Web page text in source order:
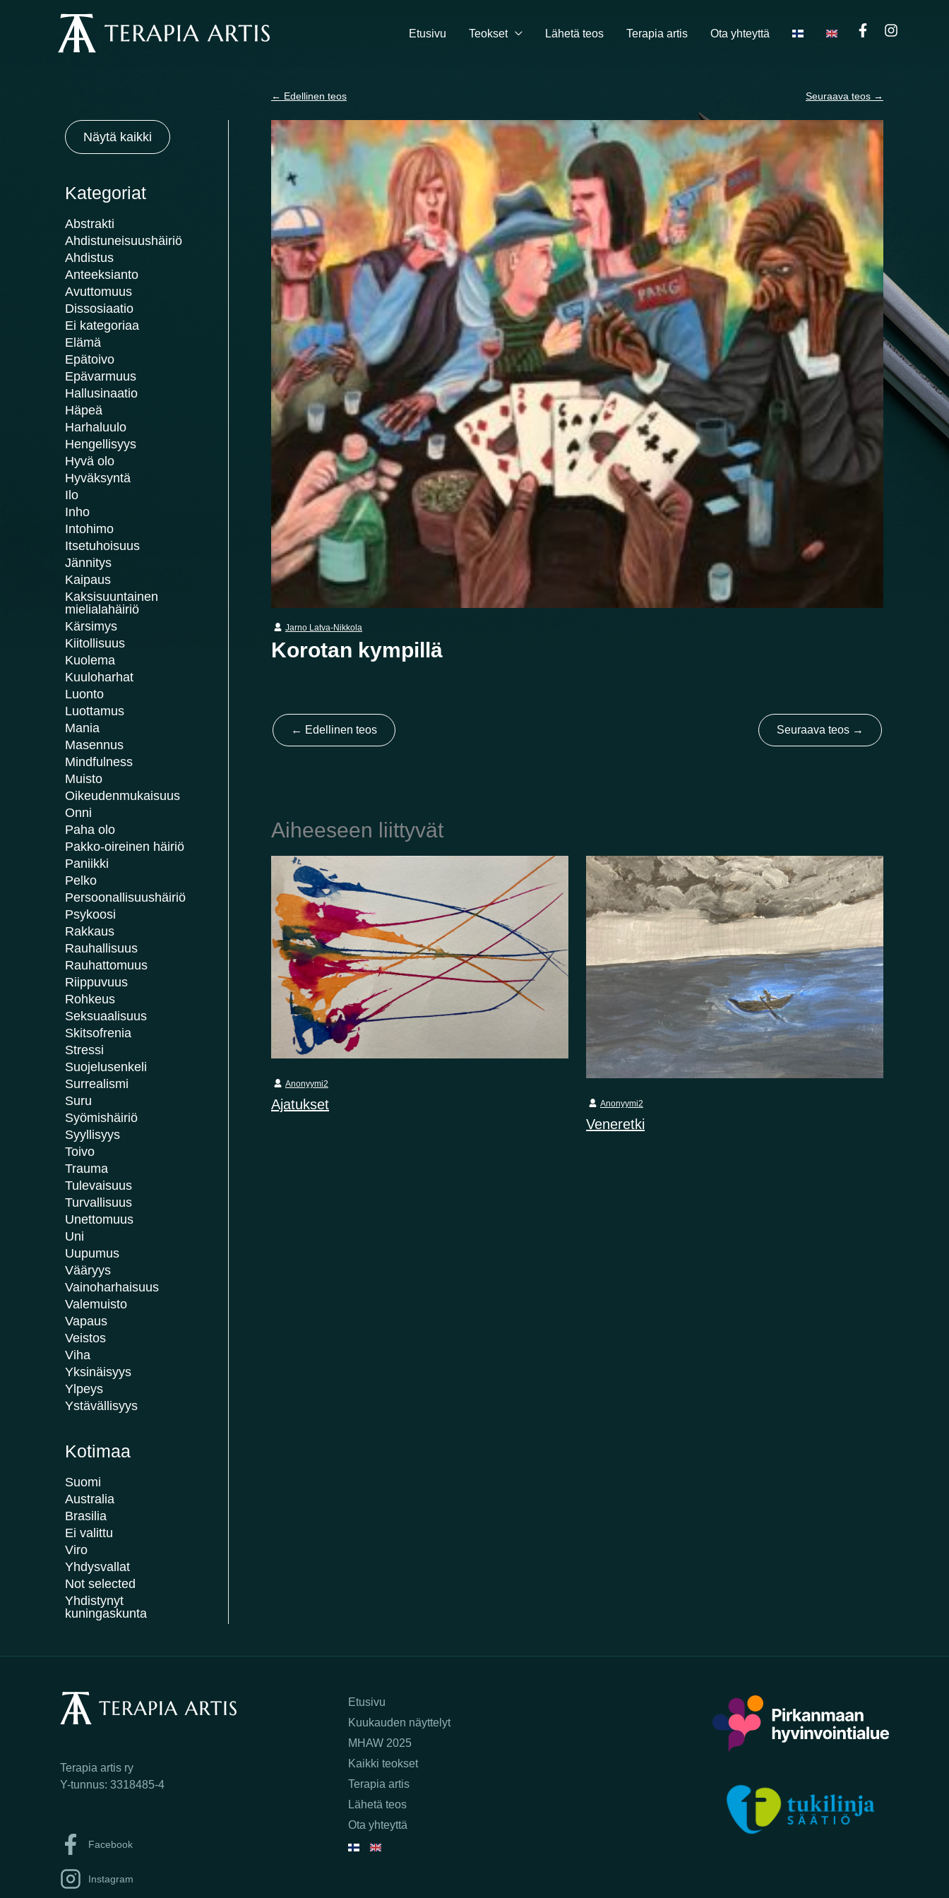
Etusivu Teokset Lähetä teos Terapia artis Ota yhteyttä
Näytä kaikki
Kategoriat
Abstrakti
Ahdistuneisuushäiriö
Ahdistus
Anteeksianto
Avuttomuus
Dissosiaatio
Ei kategoriaa
Elämä
Epätoivo
Epävarmuus
Hallusinaatio
Häpeä
Harhaluulo
Hengellisyys
Hyvä olo
Hyväksyntä
Ilo
Inho
Intohimo
Itsetuhoisuus
Jännitys
Kaipaus
Kaksisuuntainen
mielialahäiriö
Kärsimys
Kiitollisuus
Kuolema
Kuuloharhat
Luonto
Luottamus
Mania
Masennus
Mindfulness
Muisto
Oikeudenmukaisuus
Onni
Paha olo
Pakko-oireinen häiriö
Paniikki
Pelko
Persoonallisuushäiriö
Psykoosi
Rakkaus
Rauhallisuus
Rauhattomuus
Riippuvuus
Rohkeus
Seksuaalisuus
Skitsofrenia
Stressi
Suojelusenkeli
Surrealismi
Suru
Syömishäiriö
Syyllisyys
Toivo
Trauma
Tulevaisuus
Turvallisuus
Unettomuus
Uni
Uupumus
Vääryys
Vainoharhaisuus
Valemuisto
Vapaus
Veistos
Viha
Yksinäisyys
Ylpeys
Ystävällisyys
Kotimaa
Suomi
Australia
Brasilia
Ei valittu
Viro
Yhdysvallat
Not selected
Yhdistynyt
kuningaskunta
Jarno Latva-Nikkola
Korotan kympillä
← Edellinen teos Seuraava teos →
← Edellinen teos Seuraava teos →
Aiheeseen liittyvät
Ajatukset
Anonyymi2
Veneretki
Anonyymi2
Terapia artis ry
Y-tunnus: 3318485-4
Facebook
Instagram
Etusivu
Kuukauden näyttelyt
MHAW 2025
Kaikki teokset
Terapia artis
Lähetä teos
Ota yhteyttä